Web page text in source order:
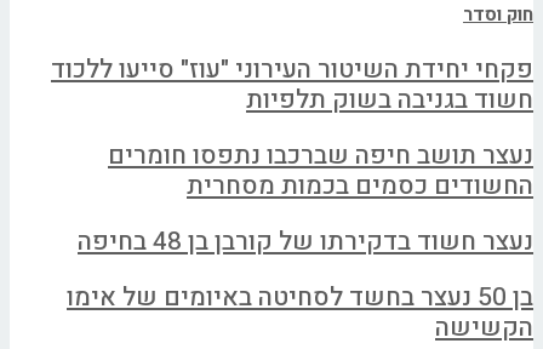
חוק וסדר
פקחי יחידת השיטור העירוני "עוז" סייעו ללכוד
חשוד בגניבה בשוק תלפיות
נעצר תושב חיפה שברכבו נתפסו חומרים
החשודים כסמים בכמות מסחרית
נעצר חשוד בדקירתו של קורבן בן 48 בחיפה
בן 50 נעצר בחשד לסחיטה באיומים של אימו
הקשישה